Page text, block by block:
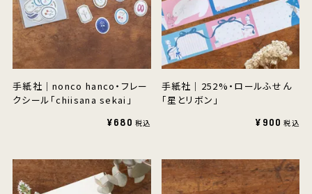
手紙社｜nonco hanco・フレー
クシール「chiisana sekai」
¥680
手紙社｜252%・ロールふせん
「星とリボン」
¥900